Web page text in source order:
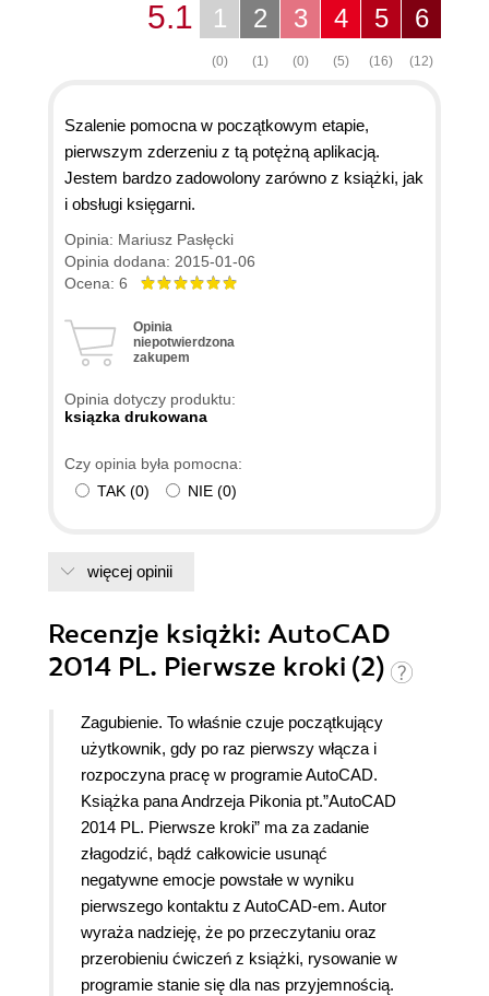
6
(12)
5
(16)
4
(5)
3
(0)
2
(1)
1
(0)
5.1
Szalenie pomocna w początkowym etapie,
pierwszym zderzeniu z tą potężną aplikacją.
Jestem bardzo zadowolony zarówno z książki, jak
i obsługi księgarni.
Opinia: Mariusz Pasłęcki
Opinia dodana: 2015-01-06
Ocena: 6
Opinia
niepotwierdzona
zakupem
Opinia dotyczy produktu:
ksiązka drukowana
Czy opinia była pomocna:
TAK (0) NIE (0)
więcej opinii
Recenzje książki: AutoCAD
2014 PL. Pierwsze kroki (2)
Zagubienie. To właśnie czuje początkujący
użytkownik, gdy po raz pierwszy włącza i
rozpoczyna pracę w programie AutoCAD.
Książka pana Andrzeja Pikonia pt.”AutoCAD
2014 PL. Pierwsze kroki” ma za zadanie
złagodzić, bądź całkowicie usunąć
negatywne emocje powstałe w wyniku
pierwszego kontaktu z AutoCAD-em. Autor
wyraża nadzieję, że po przeczytaniu oraz
przerobieniu ćwiczeń z książki, rysowanie w
programie stanie się dla nas przyjemnością.